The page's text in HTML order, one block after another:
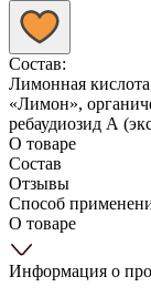
Состав:
Лимонная
«Лимон»,
ребаудиозид А
О товаре
Состав
Отзывы
Способ
О товаре
Информация о